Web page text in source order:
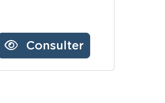
Consulter